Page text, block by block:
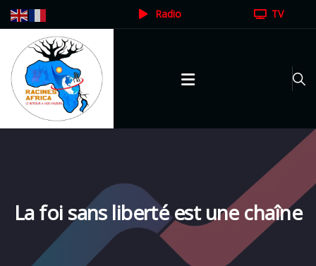
Radio TV
La foi sans liberté est une chaîne